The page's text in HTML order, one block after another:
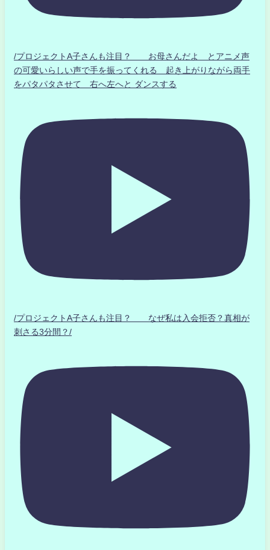
/プロジェクトA子さんも注目？ お母さんだよ とアニメ声
の可愛いらしい声で手を振ってくれる 起き上がりながら両手
をパタパタさせて 右へ左へと ダンスする
/プロジェクトA子さんも注目？ なぜ私は入会拒否？真相が
刺さる3分間？/